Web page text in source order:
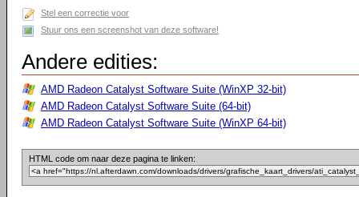
Stel een correctie voor
Stuur ons een screenshot van deze software!
Andere edities:
AMD Radeon Catalyst Software Suite (WinXP 32-bit)
AMD Radeon Catalyst Software Suite (64-bit)
AMD Radeon Catalyst Software Suite (WinXP 64-bit)
HTML code om naar deze pagina te linken: